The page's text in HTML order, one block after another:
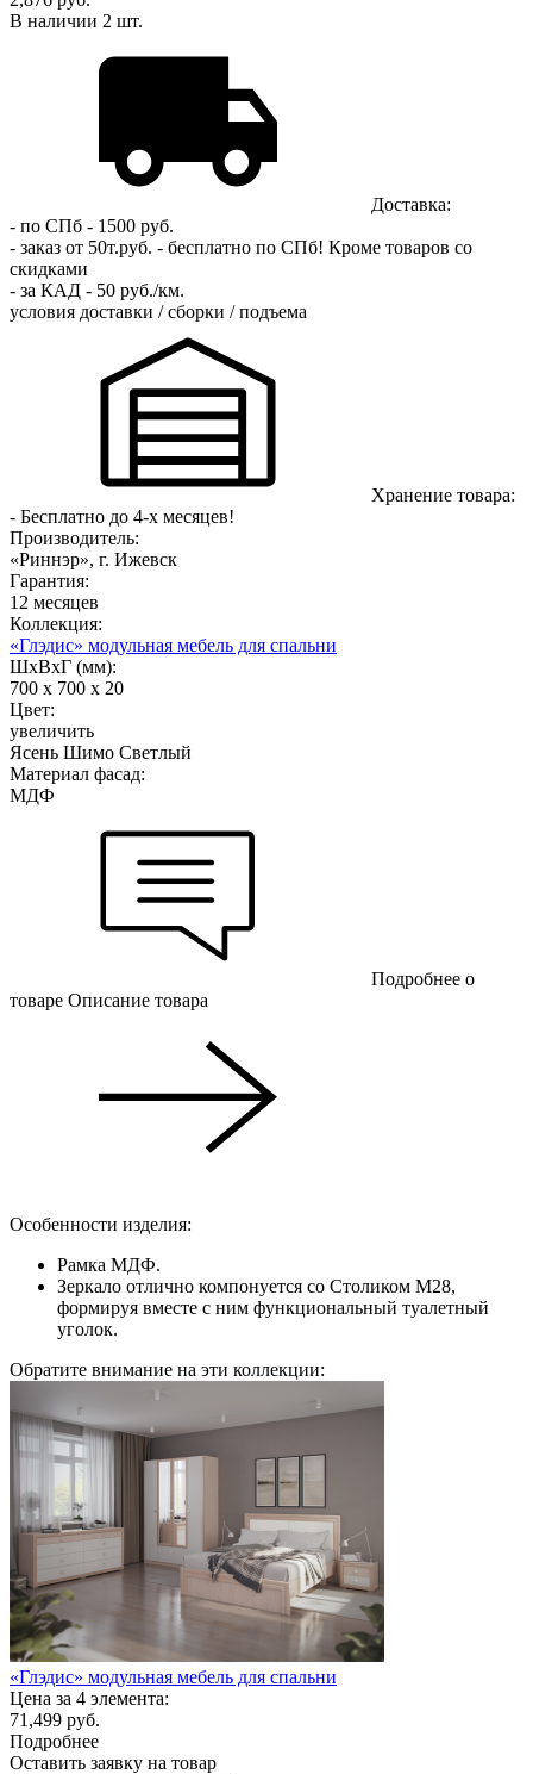
В наличии 2 шт.
Доставка:
- по СПб - 1500 руб.
- заказ от 50т.руб. - бесплатно по СПб! Кроме товаров со
скидками
- за КАД - 50 руб./км.
условия доставки / сборки / подъема
Хранение товара:
- Бесплатно до 4-х месяцев!
Производитель:
«Риннэр», г. Ижевск
Гарантия:
12 месяцев
Коллекция:
«Глэдис» модульная мебель для спальни
ШхВхГ (мм):
700 х 700 х 20
Цвет:
увеличить
Ясень Шимо Светлый
Материал фасад:
МДФ
Подробнее о
товаре Описание товара
Особенности изделия:
Рамка МДФ.
Зеркало отлично компонуется со Столиком М28,
формируя вместе с ним функциональный туалетный
уголок.
Обратите внимание на эти коллекции:
«Глэдис» модульная мебель для спальни
Цена за 4 элемента:
71,499 руб.
Подробнее
Оставить заявку на товар